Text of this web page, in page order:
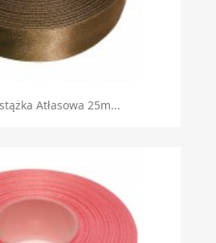
Atłasowa 25m...